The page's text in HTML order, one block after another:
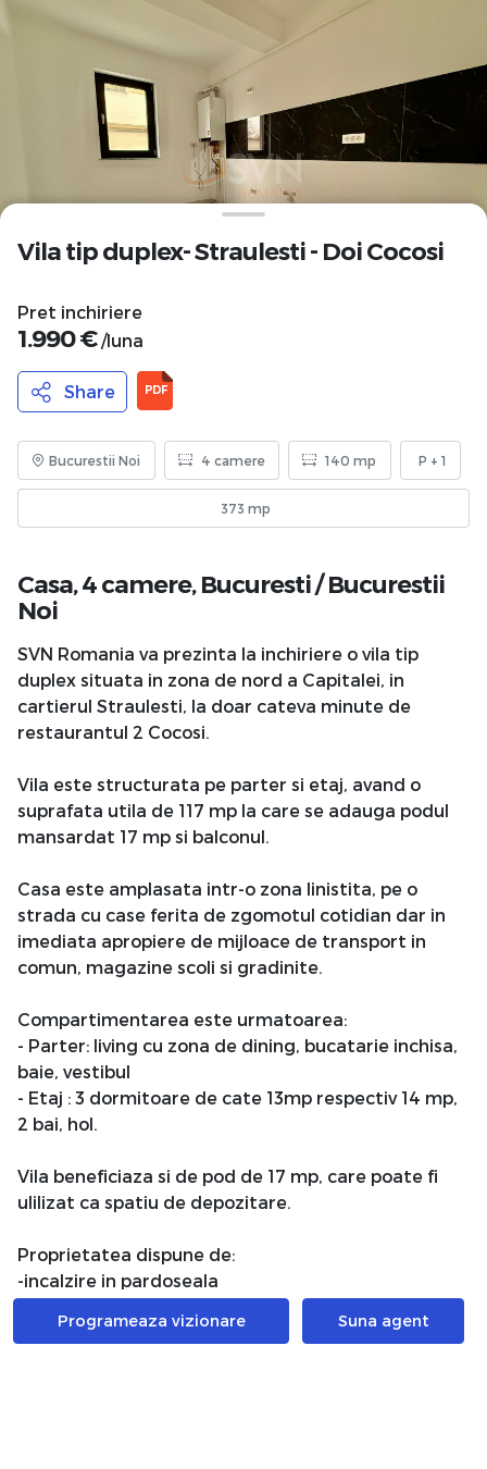
Vila tip duplex- Straulesti - Doi Cocosi
Pret inchiriere
1.990 € /luna
Share PDF
Bucurestii Noi 4 camere 140 mp P + 1
373 mp
Casa, 4 camere,Bucuresti/Bucurestii
Noi
SVN Romania va prezinta la inchiriere o vila tip
duplex situata in zona de nord a Capitalei, in
cartierul Straulesti, la doar cateva minute de
restaurantul 2 Cocosi.
Vila este structurata pe parter si etaj, avand o
suprafata utila de 117 mp la care se adauga podul
mansardat 17 mp si balconul.
Casa este amplasata intr-o zona linistita, pe o
strada cu case ferita de zgomotul cotidian dar in
imediata apropiere de mijloace de transport in
comun, magazine scoli si gradinite.
Compartimentarea este urmatoarea:
- Parter: living cu zona de dining, bucatarie inchisa,
baie, vestibul
- Etaj : 3 dormitoare de cate 13mp respectiv 14 mp,
2 bai, hol.
Vila beneficiaza si de pod de 17 mp, care poate fi
ulilizat ca spatiu de depozitare.
Proprietatea dispune de:
-incalzire in pardoseala
-usi lemn masiv
Programeaza vizionare Suna agent